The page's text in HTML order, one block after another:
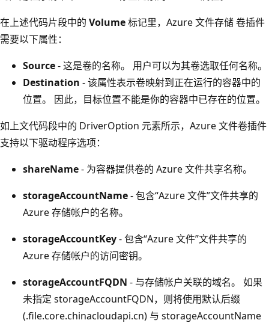
在上述代码片段中的 Volume标记里，Azure 文件存储 卷插件
需要以下属性：
Source- 这是卷的名称。 用户可以为其卷选取任何名称。
Destination - 该属性表示卷映射到正在运行的容器中的
位置。 因此，目标位置不能是你的容器中已存在的位置。
如上文代码段中的 DriverOption 元素所示，Azure 文件卷插件
支持以下驱动程序选项：
shareName- 为容器提供卷的 Azure 文件共享名称。
storageAccountName- 包含“Azure 文件”文件共享的
Azure 存储帐户的名称。
storageAccountKey- 包含“Azure 文件”文件共享的
Azure 存储帐户的访问密钥。
storageAccountFQDN - 与存储帐户关联的域名。 如果
未指定 storageAccountFQDN，则将使用默认后缀
(.file.core.chinacloudapi.cn) 与 storageAccountName